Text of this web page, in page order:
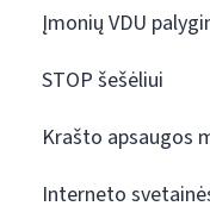
Įmonių VDU
STOP šešėliui
Krašto apsaugos
Interneto